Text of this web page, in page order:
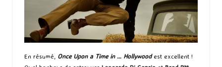
En résumé, Once Upon a Time in … Hollywoodest excellent !